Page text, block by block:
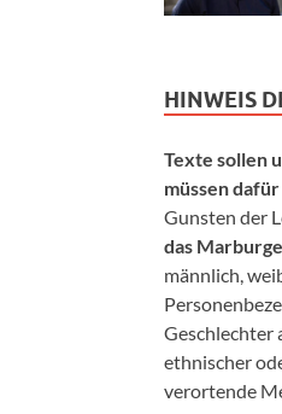
HINWEIS
Texte sollen
müssen
Gunsten der
das
männlich,
Geschlechter
ethnischer
verortende